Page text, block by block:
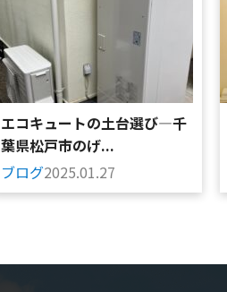
エコキュートの土台選び—千
葉県松戸市のげ...
ブログ2025.01.27